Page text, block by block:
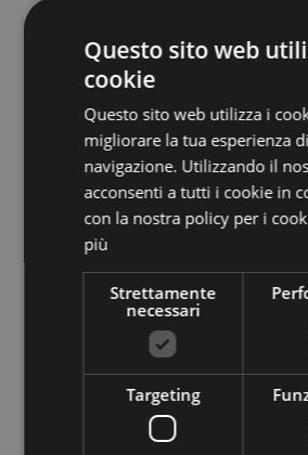
personaggi illustri che ospitò,
principessa Sissi accompagnata
Nel 1947 fu istituita la Società
Campiglio per valorizzare la
promuovere la località. Nel 1948
primo impianto, una seggiovia che
allo Spinale. Negli anni '50 furono
funivia “Cinque Laghi” e alcuni
di Campiglio fino al 1955, in
furono acquistate da imprenditori
Madonna di Campiglio è una delle
più rinomate delle Dolomiti per la
paesaggio, per la pluralità delle
Questo sito web
cookie
Questo sito web utilizza i
migliorare la tua esperienza di
navigazione. Utilizzando il
acconsenti a tutti i cookie in
con la nostra policy per i
più
Strettamente
necessari
Targeting